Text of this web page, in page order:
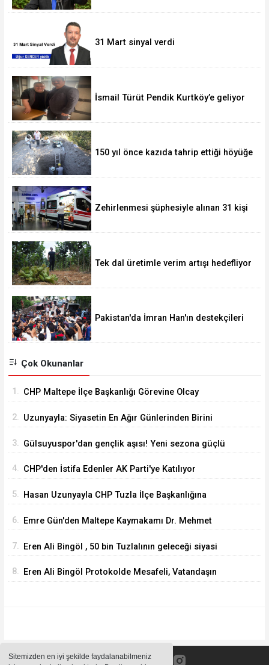
Sitemizden en iyi şekilde faydalanabilmeniz
31 Mart sinyal verdi
İsmail Türüt Pendik Kurtköy’e geliyor
150 yıl önce kazıda tahrip ettiği höyüğe
Zehirlenmesi şüphesiyle alınan 31 kişi
Tek dal üretimle verim artışı hedefliyor
Pakistan'da İmran Han'ın destekçileri
Çok Okunanlar
1. CHP Maltepe İlçe Başkanlığı Görevine Olcay
2. Uzunyayla: Siyasetin En Ağır Günlerinden Birini
3. Gülsuyuspor'dan gençlik aşısı! Yeni sezona güçlü
4. CHP'den İstifa Edenler AK Parti'ye Katılıyor
5. Hasan Uzunyayla CHP Tuzla İlçe Başkanlığına
6. Emre Gün'den Maltepe Kaymakamı Dr. Mehmet
7. Eren Ali Bingöl , 50 bin Tuzlalının geleceği siyasi
8. Eren Ali Bingöl Protokolde Mesafeli, Vatandaşın